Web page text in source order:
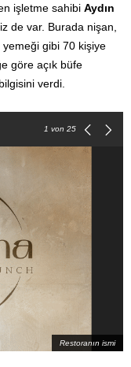
işletme sahibi Aydın
de var. Burada nişan,
gibi 70 kişiye
göre açık büfe
verdi.
1 von 25
Restoranın ismi